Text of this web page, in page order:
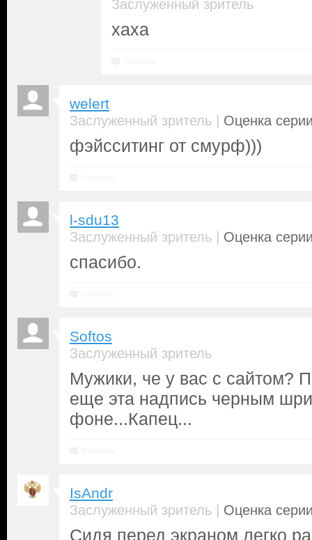
Заслуженный зритель
хаха
welert
Заслуженный зритель | Оценка
фэйсситинг от смурф)))
l-sdu13
Заслуженный зритель | Оценка
спасибо.
Softos
Заслуженный зритель
Мужики, че у вас с сайтом?
еще эта надпись черным
фоне...Капец...
IsAndr
Заслуженный зритель | Оценка
Сидя перед экраном легко